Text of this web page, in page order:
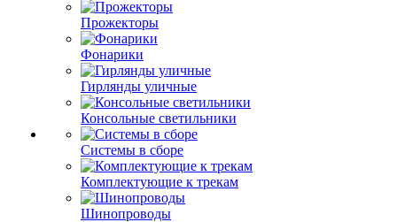
Прожекторы
Фонарики
Гирлянды уличные
Консольные светильники
Системы в сборе
Комплектующие к трекам
Шинопроводы